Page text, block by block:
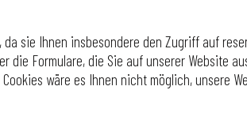
sie Ihnen insbesondere den Zugriff auf
Formulare, die Sie auf unserer Website
wäre es Ihnen nicht möglich, unsere